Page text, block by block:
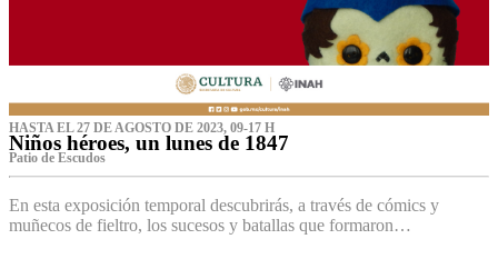
HASTA EL 27 DE AGOSTO DE 2023, 09-17 H
Niños héroes, un lunes de 1847
Patio de Escudos
En esta exposición temporal descubrirás, a través de cómics y
muñecos de fieltro, los sucesos y batallas que formaron…